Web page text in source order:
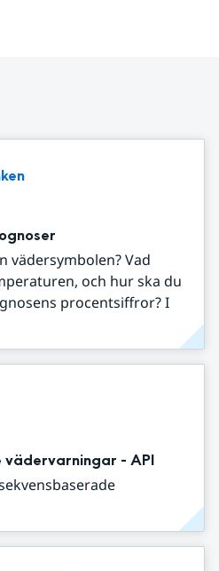
vädersymbolen? Vad
och hur ska du
procentsiffror? I
vädervarningar - API